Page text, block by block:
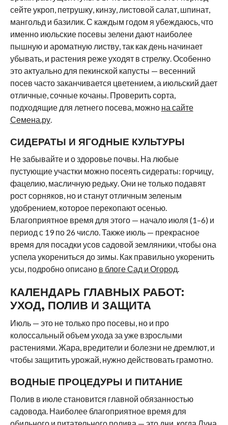
сейте укроп, петрушку, кинзу, листовой салат, шпинат,
мангольд и базилик. С каждым годом я убеждаюсь, что
именно июльские посевы зелени дают наиболее
пышную и ароматную листву, так как день начинает
убывать, и растения реже уходят в стрелку. Особенно
это актуально для пекинской капусты — весенний
посев часто заканчивается цветением, а июльский дает
отличные, сочные кочаны. Проверить сорта,
подходящие для летнего посева, можно на сайте
Семена.ру.
СИДЕРАТЫ И ЯГОДНЫЕ КУЛЬТУРЫ
Не забывайте и о здоровье почвы. На любые
пустующие участки можно посеять сидераты: горчицу,
фацелию, масличную редьку. Они не только подавят
рост сорняков, но и станут отличным зеленым
удобрением, которое перекопают осенью.
Благоприятное время для этого — начало июля (1–6) и
период с 19 по 26 число. Также июль — прекрасное
время для посадки усов садовой земляники, чтобы она
успела укорениться до зимы. Как правильно укоренить
усы, подробно описано в блоге Сад и Огород.
КАЛЕНДАРЬ ГЛАВНЫХ РАБОТ:
УХОД, ПОЛИВ И ЗАЩИТА
Июль — это не только про посевы, но и про
колоссальный объем ухода за уже взрослыми
растениями. Жара, вредители и болезни не дремлют, и
чтобы защитить урожай, нужно действовать грамотно.
ВОДНЫЕ ПРОЦЕДУРЫ И ПИТАНИЕ
Полив в июле становится главной обязанностью
садовода. Наиболее благоприятное время для